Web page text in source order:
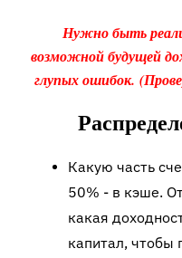
Нужно быть
возможной будущей
глупых ошибок.
Какую часть
50% - в кэше.
какая
капитал, чтобы